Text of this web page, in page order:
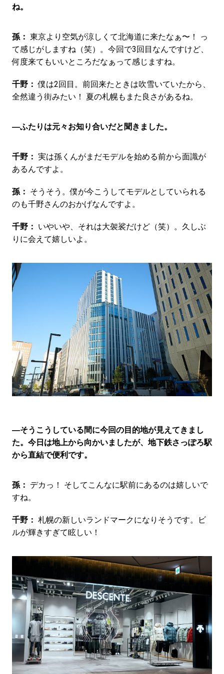
ね。
孫： 東京より空気が涼しくて北海道に来たなぁ〜！ っ
て感じがしますね（笑）。今回で3回目なんですけど、
何度来てもいいところだなぁって感じますね。
千野： 僕は2回目。前回来たときは吹雪いていたから、
全然違う街みたい！ 夏の札幌もまた良さがあるね。
―ふたりは元々お知り合いだと聞きました。
千野： 実は孫くんがまだモデルを始める前から面識が
あるんですよ。
孫： そうそう。僕が今こうしてモデルとしていられる
のも千野さんのおかげなんですよ。
千野： いやいや、それは大袈裟だけど（笑）。久しぶ
りに会えて嬉しいよ。
―そうこうしている間に今回の目的地が見えてきまし
た。今日は地上から向かいましたが、地下鉄さっぽろ駅
から直結で便利です。
孫： デカっ！ そしてこんなに駅前にあるのは嬉しいで
すね。
千野： 札幌の新しいランドマークになりそうです。ビ
ルが輝きすぎて眩しい！